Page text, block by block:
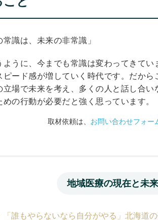
常識は、未来の非常識」
ように、今までも常識は変わってきて
ピード感が増していく時代です。だか
立場で未来を考え、多くの人と話し合
めの行動が必要だと強く思っています。
取材依頼は、 お問い合わせフォー
地域医療の現在と未来
「誰もやらないなら自分がやる」北海道